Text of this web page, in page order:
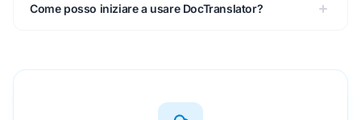
Come posso iniziare a usare DocTranslator?